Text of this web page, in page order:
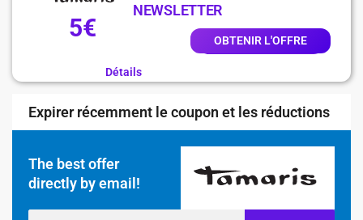
5€
NEWSLETTER
OBTENIR L'OFFRE
Détails
Expirer récemment le coupon et les réductions
The best offer
directly by email!